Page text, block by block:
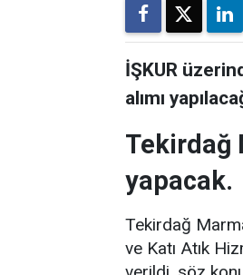
İŞKUR
alımı
Tekirdağ
yapacak.
Tekirdağ
ve Katı Atık